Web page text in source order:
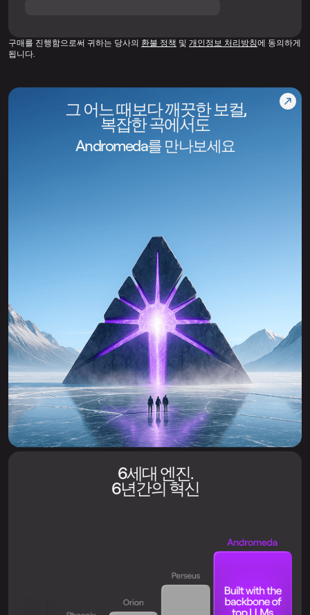
구매를 진행함으로써 귀하는 당사의 환불 정책 및 개인정보 처리방침에 동의하게
됩니다.
그 어느 때보다 깨끗한 보컬,
복잡한 곡에서도
Andromeda를 만나보세요
6세대 엔진.
6년간의 혁신